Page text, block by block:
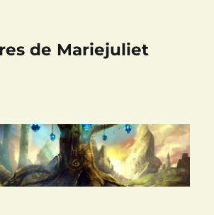
de Mariejuliet